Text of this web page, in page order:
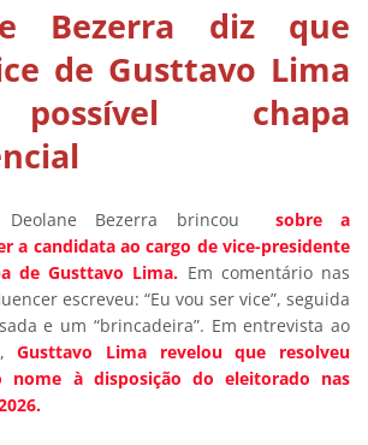
Bezerra diz que
de Gusttavo Lima
chapa
Deolane Bezerra brincou sobre a
a candidata ao cargo de vice-presidente
de Gusttavo Lima. Em comentário nas
escreveu: “Eu vou ser vice”, seguida
e um “brincadeira”. Em entrevista ao
Gusttavo Lima revelou que resolveu
nome à disposição do eleitorado nas